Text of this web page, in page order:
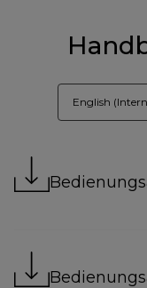
English